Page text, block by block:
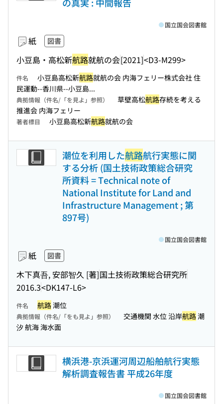
紙 図書
小豆島・高松新航路就航の会[2021]<D3-M299>
国立国会図書館
件名 小豆島高松新航路就航の会 内海フェリー株式会社 住
民運動--香川県--小豆島...
典拠情報（件名/「を見よ」参照） 草壁高松航路存続を考える
推進会 内海フェリー
著者標目 小豆島高松新航路就航の会
潮位を利用した航路航行実態に関
する分析 (国土技術政策総合研究
所資料 = Technical note of
National Institute for Land and
Infrastructure Management ; 第
897号)
紙 図書
木下真吾, 安部智久 [著]国土技術政策総合研究所
2016.3<DK147-L6>
国立国会図書館
件名 航路潮位
典拠情報（件名/「をも見よ」参照） 交通機関 水位 沿岸航路潮
汐 航海 海水面
横浜港-京浜運河周辺船舶航行実態
解析調査報告書 平成26年度
国立国会図書館